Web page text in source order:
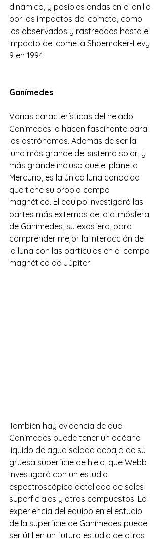
dinámico, y posibles ondas en el anillo
por los impactos del cometa, como
los observados y rastreados hasta el
impacto del cometa Shoemaker-Levy
9 en 1994.
Ganímedes
Varias características del helado
Ganímedes lo hacen fascinante para
los astrónomos. Además de ser la
luna más grande del sistema solar, y
más grande incluso que el planeta
Mercurio, es la única luna conocida
que tiene su propio campo
magnético. El equipo investigará las
partes más externas de la atmósfera
de Ganímedes, su exosfera, para
comprender mejor la interacción de
la luna con las partículas en el campo
magnético de Júpiter.
También hay evidencia de que
Ganímedes puede tener un océano
líquido de agua salada debajo de su
gruesa superficie de hielo, que Webb
investigará con un estudio
espectroscópico detallado de sales
superficiales y otros compuestos. La
experiencia del equipo en el estudio
de la superficie de Ganímedes puede
ser útil en un futuro estudio de otras